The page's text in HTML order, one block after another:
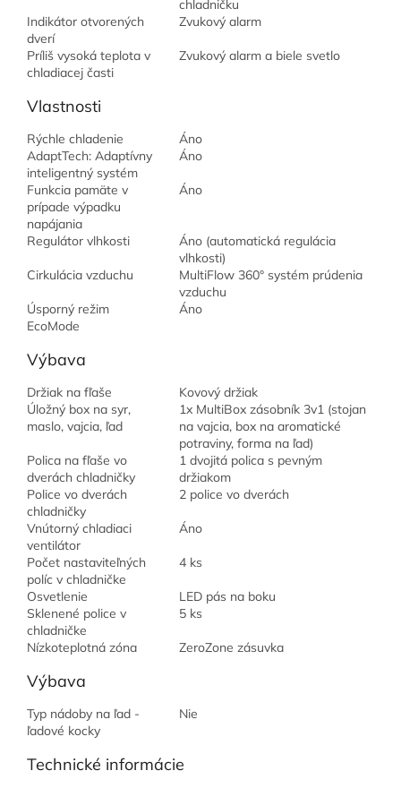
chladničku
Indikátor otvorených
dverí
Zvukový alarm
Príliš vysoká teplota v
chladiacej časti
Zvukový alarm a biele svetlo
Vlastnosti
Rýchle chladenie
Áno
AdaptTech: Adaptívny
inteligentný systém
Áno
Funkcia pamäte v
prípade výpadku
napájania
Áno
Regulátor vlhkosti
Áno (automatická regulácia
vlhkosti)
Cirkulácia vzduchu
MultiFlow 360° systém prúdenia
vzduchu
Úsporný režim
EcoMode
Áno
Výbava
Držiak na fľaše
Kovový držiak
Úložný box na syr,
maslo, vajcia, ľad
1x MultiBox zásobník 3v1 (stojan
na vajcia, box na aromatické
potraviny, forma na ľad)
Polica na fľaše vo
dverách chladničky
1 dvojitá polica s pevným
držiakom
Police vo dverách
chladničky
2 police vo dverách
Vnútorný chladiaci
ventilátor
Áno
Počet nastaviteľných
políc v chladničke
4 ks
Osvetlenie
LED pás na boku
Sklenené police v
chladničke
5 ks
Nízkoteplotná zóna ZeroZone zásuvka
Výbava
Typ nádoby na ľad -
ľadové kocky
Nie
Technické informácie